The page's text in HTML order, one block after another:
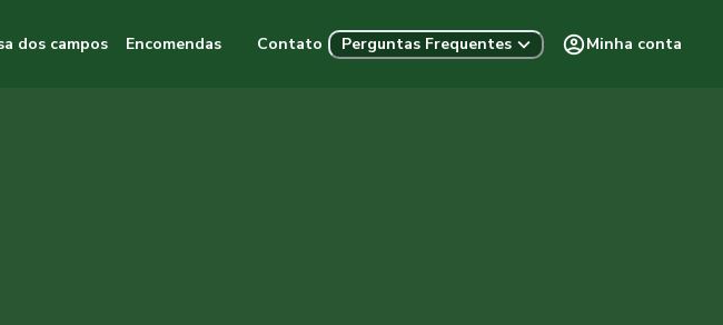
dos campos Encomendas Contato Perguntas Frequentes Minha conta